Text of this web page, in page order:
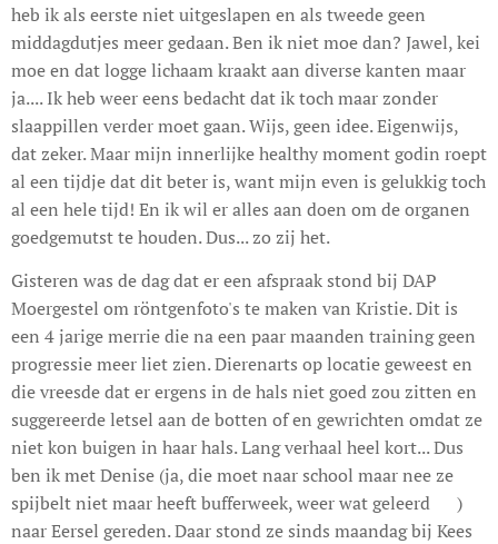
heb ik als eerste niet uitgeslapen en als tweede geen
middagdutjes meer gedaan. Ben ik niet moe dan? Jawel, kei
moe en dat logge lichaam kraakt aan diverse kanten maar
ja.... Ik heb weer eens bedacht dat ik toch maar zonder
slaappillen verder moet gaan. Wijs, geen idee. Eigenwijs,
dat zeker. Maar mijn innerlijke healthy moment godin roept
al een tijdje dat dit beter is, want mijn even is gelukkig toch
al een hele tijd! En ik wil er alles aan doen om de organen
goedgemutst te houden. Dus... zo zij het.
Gisteren was de dag dat er een afspraak stond bij DAP
Moergestel om röntgenfoto's te maken van Kristie. Dit is
een 4 jarige merrie die na een paar maanden training geen
progressie meer liet zien. Dierenarts op locatie geweest en
die vreesde dat er ergens in de hals niet goed zou zitten en
suggereerde letsel aan de botten of en gewrichten omdat ze
niet kon buigen in haar hals. Lang verhaal heel kort... Dus
ben ik met Denise (ja, die moet naar school maar nee ze
spijbelt niet maar heeft bufferweek, weer wat geleerd 😊)
naar Eersel gereden. Daar stond ze sinds maandag bij Kees